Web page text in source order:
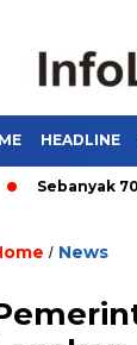
HEADLINE
70 Orang
/ News